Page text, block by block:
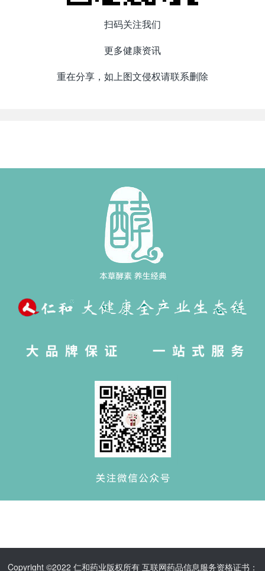
扫码关注我们
更多健康资讯
重在分享，如上图文侵权请联系删除
Copyright ©2022 仁和药业版权所有 互联网药品信息服务资格证书：